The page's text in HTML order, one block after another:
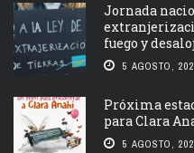
Jornada
fuego y
5 AGOSTO,
Próxima
para Clara
5 AGOSTO,